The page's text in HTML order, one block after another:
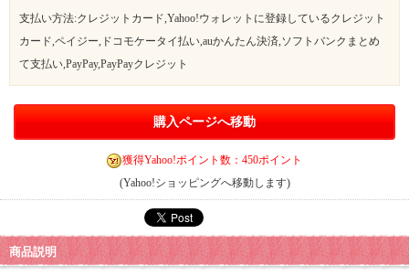
支払い方法:クレジットカード,Yahoo!ウォレットに登録しているクレジット
カード,ペイジー,ドコモケータイ払い,auかんたん決済,ソフトバンクまとめ
て支払い,PayPay,PayPayクレジット
購入ページへ移動
獲得Yahoo!ポイント数：450ポイント
(Yahoo!ショッピングへ移動します)
商品説明